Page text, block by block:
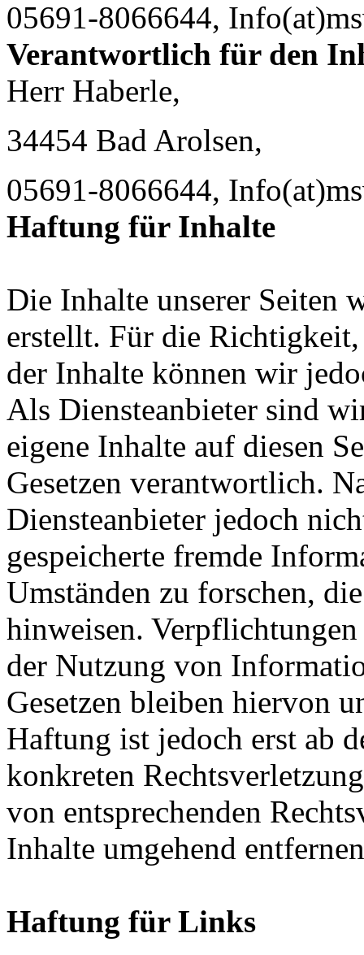
05691-8066644,
Verantwortlich für den
Herr Haberle,
34454 Bad Arolsen,
05691-8066644,
Haftung für Inhalte
Die Inhalte unserer Seiten
erstellt. Für die
der Inhalte können wir
Als Diensteanbieter sind
eigene Inhalte auf diesen
Gesetzen verantwortlich.
Diensteanbieter jedoch
gespeicherte fremde
Umständen zu forschen,
hinweisen.
der Nutzung von
Gesetzen bleiben hiervon
Haftung ist jedoch erst ab
konkreten
von entsprechenden
Inhalte umgehend
Haftung für Links